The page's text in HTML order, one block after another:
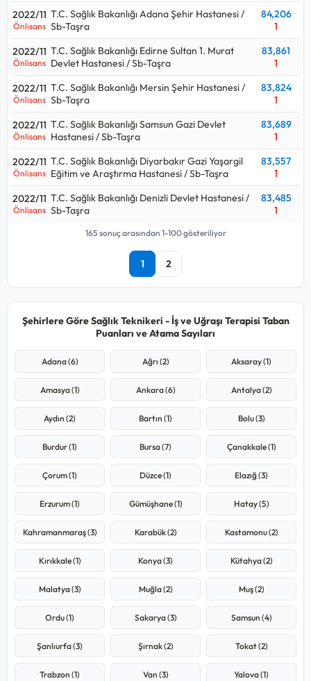
2022/11
Önlisans
T.C. Sağlık Bakanlığı Adana Şehir Hastanesi /
Sb-Taşra
84,206
1
2022/11
Önlisans
T.C. Sağlık Bakanlığı Edirne Sultan 1. Murat
Devlet Hastanesi / Sb-Taşra
83,861
1
2022/11
Önlisans
T.C. Sağlık Bakanlığı Mersin Şehir Hastanesi /
Sb-Taşra
83,824
1
2022/11
Önlisans
T.C. Sağlık Bakanlığı Samsun Gazi Devlet
Hastanesi / Sb-Taşra
83,689
1
2022/11
Önlisans
T.C. Sağlık Bakanlığı Diyarbakır Gazi Yaşargil
Eğitim ve Araştırma Hastanesi / Sb-Taşra
83,557
1
2022/11
Önlisans
T.C. Sağlık Bakanlığı Denizli Devlet Hastanesi /
Sb-Taşra
83,485
1
165 sonuç arasından 1-100 gösteriliyor
1 2
Şehirlere Göre Sağlık Teknikeri - İş ve Uğraşı Terapisi Taban
Puanları ve Atama Sayıları
Adana (6) Ağrı (2) Aksaray (1)
Amasya (1) Ankara (6) Antalya (2)
Aydın (2) Bartın (1) Bolu (3)
Burdur (1) Bursa (7) Çanakkale (1)
Çorum (1) Düzce (1) Elazığ (3)
Erzurum (1) Gümüşhane (1) Hatay (5)
Kahramanmaraş (3) Karabük (2) Kastamonu (2)
Kırıkkale (1) Konya (3) Kütahya (2)
Malatya (3) Muğla (2) Muş (2)
Ordu (1) Sakarya (3) Samsun (4)
Şanlıurfa (3) Şırnak (2) Tokat (2)
Trabzon (1) Van (3) Yalova (1)